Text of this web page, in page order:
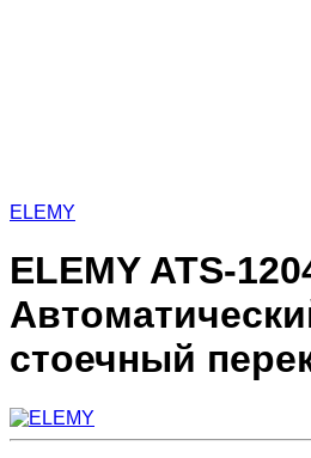
ELEMY
ELEMY ATS-
стоечный